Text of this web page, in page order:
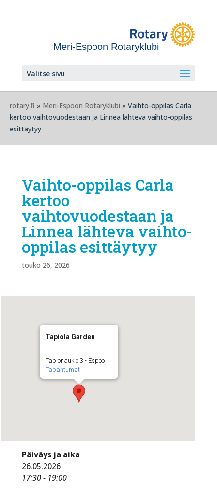
Meri-Espoon Rotaryklubi
Valitse sivu
rotary.fi » Meri-Espoon Rotaryklubi » Vaihto-oppilas Carla
kertoo vaihtovuodestaan ja Linnea lähteva vaihto-oppilas
esittäytyy
Vaihto-oppilas Carla
kertoo
vaihtovuodestaan ja
Linnea lähteva vaihto-
oppilas esittäytyy
touko 26, 2026
Tapiola Garden
Tapionaukio 3 - Espoo
Tapahtumat
Päiväys ja aika
26.05.2026
17:30 - 19:00